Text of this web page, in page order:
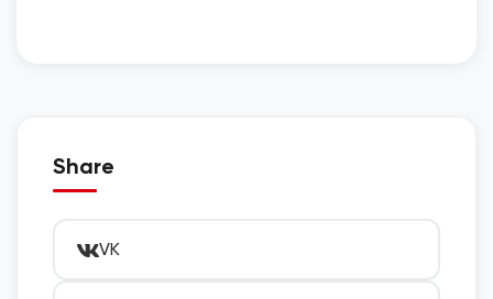
Share
VK